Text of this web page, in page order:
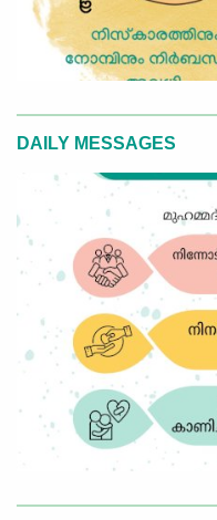
DAILY MESSAGES